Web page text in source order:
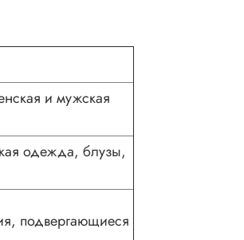
и мужская
одежда, блузы,
подвергающиеся